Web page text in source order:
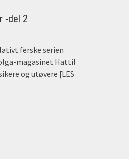
-del 2
ferske serien
magasinet Hattil
og utøvere [LES